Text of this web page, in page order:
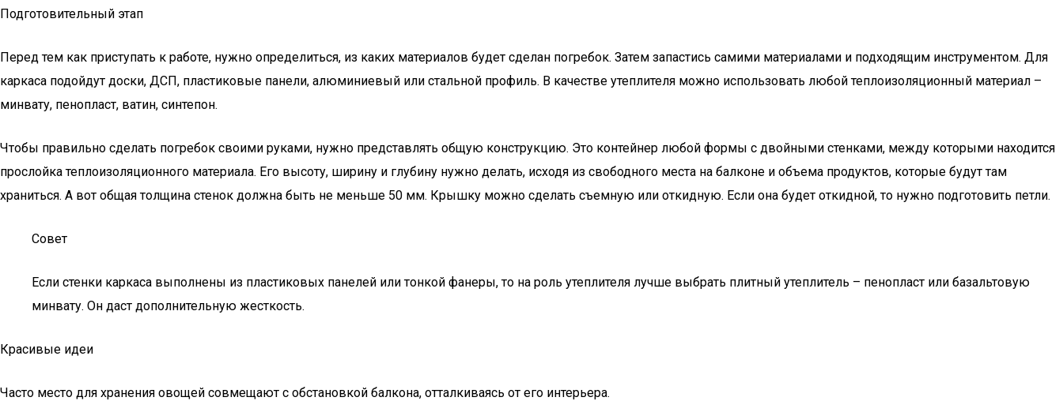
Подготовительный этап
Перед тем как приступать к работе, нужно определиться, из каких материалов будет сделан погребок. Затем запастись самими материалами и подходящим инструментом. Для
каркаса подойдут доски, ДСП, пластиковые панели, алюминиевый или стальной профиль. В качестве утеплителя можно использовать любой теплоизоляционный материал –
минвату, пенопласт, ватин, синтепон.
Чтобы правильно сделать погребок своими руками, нужно представлять общую конструкцию. Это контейнер любой формы с двойными стенками, между которыми находится
прослойка теплоизоляционного материала. Его высоту, ширину и глубину нужно делать, исходя из свободного места на балконе и объема продуктов, которые будут там
храниться. А вот общая толщина стенок должна быть не меньше 50 мм. Крышку можно сделать съемную или откидную. Если она будет откидной, то нужно подготовить петли.
Совет
Если стенки каркаса выполнены из пластиковых панелей или тонкой фанеры, то на роль утеплителя лучше выбрать плитный утеплитель – пенопласт или базальтовую
минвату. Он даст дополнительную жесткость.
Красивые идеи
Часто место для хранения овощей совмещают с обстановкой балкона, отталкиваясь от его интерьера.